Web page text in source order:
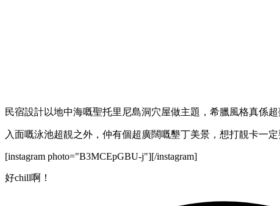
民宿設計以地中海嘅聖托里尼島洞穴屋做主題，希臘風格真係超
入面嘅泳池超靚之外，仲有個超廣闊嘅墾丁美景，想打靚卡一定
[instagram photo="B3MCEpGBU-j"][/instagram]
好chill啊！